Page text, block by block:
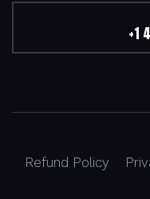
+1
Refund Policy